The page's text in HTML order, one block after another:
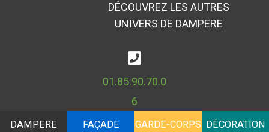
DÉCOUVREZ LES AUTRES
UNIVERS DE DAMPERE
01.85.90.70.0
6
DAMPERE FAÇADE GARDE-CORPS DÉCORATION